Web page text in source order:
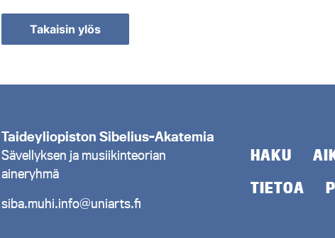
Haku
selaaminen
Takaisin ylös
Taideyliopiston Sibelius-Akatemia
Sävellyksen ja musiikinteorian
aineryhmä
siba.muhi.info@uniarts.fi
HAKU
TIETOA